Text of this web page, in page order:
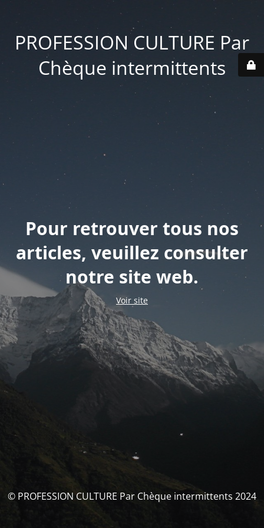
PROFESSION CULTURE Par
Chèque intermittents
Pour retrouver tous nos
articles, veuillez consulter
notre site web.
Voir site
© PROFESSION CULTURE Par Chèque intermittents 2024